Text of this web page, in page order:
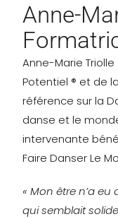
Anne-
Anne-Marie
Potentiel ® et de
référence sur la
danse et le
intervenante
Faire Danser Le
« Mon être n’a
qui semblait